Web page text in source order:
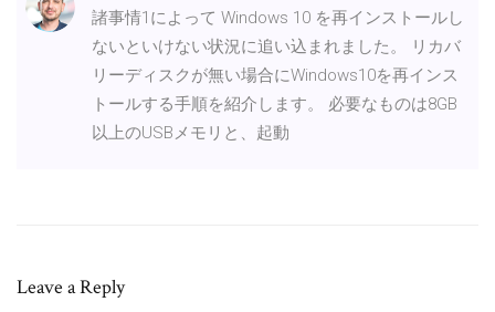
諸事情1によって Windows 10 を再インストールし
ないといけない状況に追い込まれました。 リカバ
リーディスクが無い場合にWindows10を再インス
トールする手順を紹介します。 必要なものは8GB
以上のUSBメモリと、起動
Leave a Reply